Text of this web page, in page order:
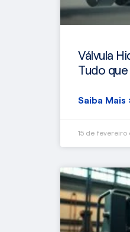
Válvula
Tudo
Saiba Mais
15 de fevereiro